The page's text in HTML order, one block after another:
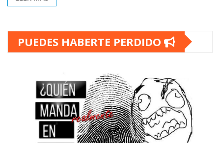
PUEDES HABERTE PERDIDO